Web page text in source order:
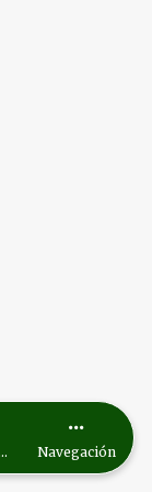
Navegación